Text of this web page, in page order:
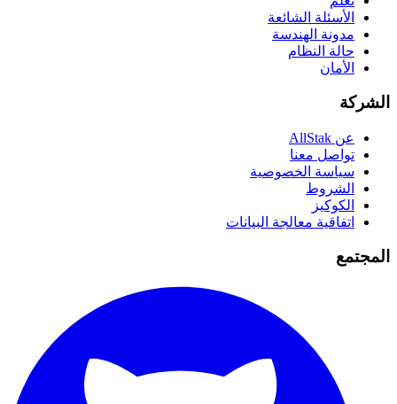
الأسئلة الشائعة
مدونة الهندسة
حالة النظام
الأمان
الشركة
عن AllStak
تواصل معنا
سياسة الخصوصية
الشروط
الكوكيز
اتفاقية معالجة البيانات
المجتمع